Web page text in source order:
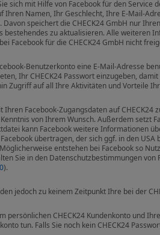
sich mit Hilfe von Facebook für den
Ihren Namen, Ihr Geschlecht, Ihre E-Mail-
speichert die CHECK24 GmbH nur
zu aktualisieren. Alle weiteren
Facebook für die CHECK24 GmbH nicht
Benutzerkonto eine E-Mail-Adresse
Ihr CHECK24 Passwort einzugeben,
Zugriff auf all Ihre Aktivitäten und Vorteile
Ihren Facebook-Zugangsdaten auf
von Ihrem Wunsch. Außerdem setzt
kann Facebook weitere Informationen
übertragen, der sich ggf. in den
entstehen bei Facebook so
Sie in den Datenschutzbestimmungen von
).
jedoch zu keinem Zeitpunkt Ihre bei der
persönlichen CHECK24 Kundenkonto und
tun. Falls Sie noch kein CHECK24